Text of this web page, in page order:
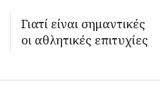
Γιατί είναι σημαντικές
οι αθλητικές επιτυχίες